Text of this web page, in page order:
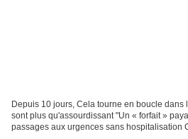
Depuis 10 jours, Cela tourne en boucle dans
sont plus qu'assourdissant "Un « forfait »
passages aux urgences sans hospitalisation